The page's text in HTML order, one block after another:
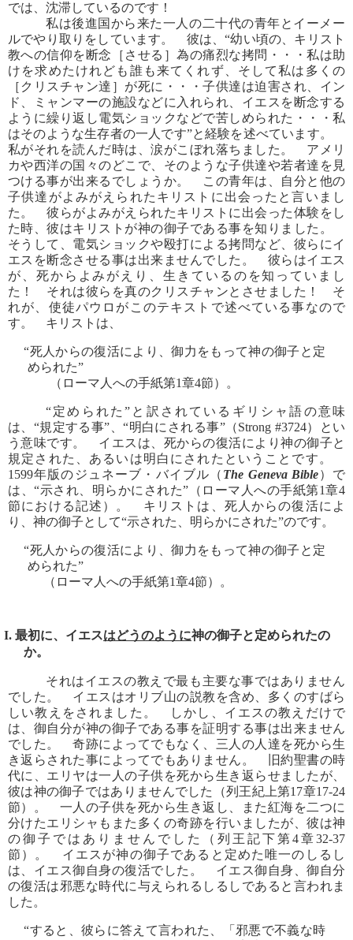
では、沈滞しているのです！
私は後進国から来た一人の二十代の青年とイーメー
ルでやり取りをしています。 彼は、“幼い頃の、キリスト
教への信仰を断念［させる］為の痛烈な拷問・・・私は助
けを求めたけれども誰も来てくれず、そして私は多くの
［クリスチャン達］が死に・・・子供達は迫害され、イン
ド、ミャンマーの施設などに入れられ、イエスを断念する
ように繰り返し電気ショックなどで苦しめられた・・・私
はそのような生存者の一人です”と経験を述べています。
私がそれを読んだ時は、涙がこぼれ落ちました。 アメリ
カや西洋の国々のどこで、そのような子供達や若者達を見
つける事が出来るでしょうか。 この青年は、自分と他の
子供達がよみがえられたキリストに出会ったと言いまし
た。 彼らがよみがえられたキリストに出会った体験をし
た時、彼はキリストが神の御子である事を知りました。
そうして、電気ショックや殴打による拷問など、彼らにイ
エスを断念させる事は出来ませんでした。 彼らはイエス
が、死からよみがえり、生きているのを知っていまし
た！ それは彼らを真のクリスチャンとさせました！ そ
れが、使徒パウロがこのテキストで述べている事なので
す。 キリストは、
“死人からの復活により、御力をもって神の御子と定
められた”
（ローマ人への手紙第1章4節）。
“定められた”と訳されているギリシャ語の意味
は、“規定する事”、“明白にされる事”（Strong #3724）とい
う意味です。 イエスは、死からの復活により神の御子と
規定された、あるいは明白にされたということです。
1599年版のジュネーブ・バイブル（ The Geneva Bible）で
は、“示され、明らかにされた”（ローマ人への手紙第1章4
節における記述）。 キリストは、死人からの復活によ
り、神の御子として“示された、明らかにされた”のです。
“死人からの復活により、御力をもって神の御子と定
められた”
（ローマ人への手紙第1章4節）。
I. 最初に、イエスはどうのように神の御子と定められたの
か。
それはイエスの教えで最も主要な事ではありません
でした。 イエスはオリブ山の説教を含め、多くのすばら
しい教えをされました。 しかし、イエスの教えだけで
は、御自分が神の御子である事を証明する事は出来ません
でした。 奇跡によってでもなく、三人の人達を死から生
き返らされた事によってでもありません。 旧約聖書の時
代に、エリヤは一人の子供を死から生き返らせましたが、
彼は神の御子ではありませんでした（列王紀上第17章17-24
節）。 一人の子供を死から生き返し、また紅海を二つに
分けたエリシャもまた多くの奇跡を行いましたが、彼は神
の御子ではありませんでした（列王記下第4章32-37
節）。 イエスが神の御子であると定めた唯一のしるし
は、イエス御自身の復活でした。 イエス御自身、御自分
の復活は邪悪な時代に与えられるしるしであると言われま
した。
“すると、彼らに答えて言われた、「邪悪で不義な時